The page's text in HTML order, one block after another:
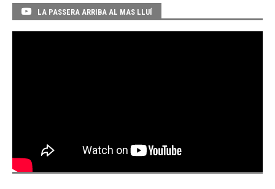
LA PASSERA ARRIBA AL MAS LLUÍ